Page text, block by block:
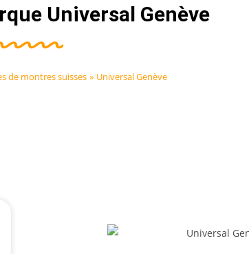
Universal Genève
de montres suisses » Universal Genève